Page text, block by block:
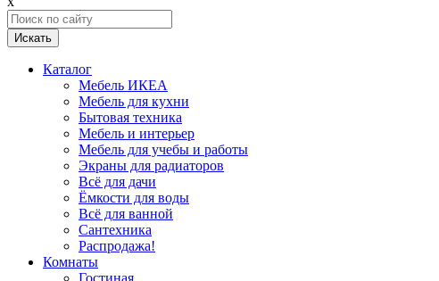
Искать
Каталог
Мебель ИКЕА
Мебель для кухни
Бытовая техника
Мебель и интерьер
Мебель для учебы и работы
Экраны для радиаторов
Всё для дачи
Ёмкости для воды
Всё для ванной
Сантехника
Распродажа!
Комнаты
Гостиная